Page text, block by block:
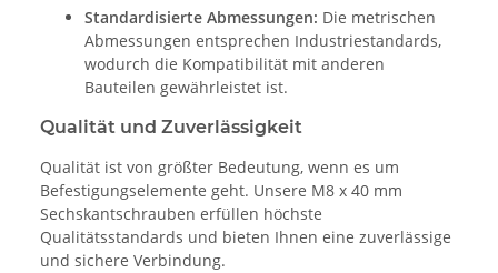
Standardisierte Abmessungen: Die metrischen
Abmessungen entsprechen Industriestandards,
wodurch die Kompatibilität mit anderen
Bauteilen gewährleistet ist.
Qualität und Zuverlässigkeit
Qualität ist von größter Bedeutung, wenn es um
Befestigungselemente geht. Unsere M8 x 40 mm
Sechskantschrauben erfüllen höchste
Qualitätsstandards und bieten Ihnen eine zuverlässige
und sichere Verbindung.